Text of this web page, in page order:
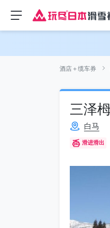
酒店＋缆车券
三泽
白马
滑进滑出